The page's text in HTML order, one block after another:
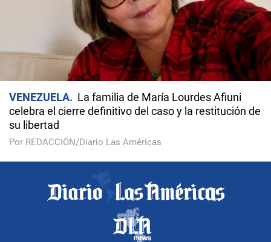
VENEZUELA
La familia de María Lourdes Afiuni
celebra el cierre definitivo del caso y la restitución de
su libertad
Por REDACCIÓN/Diario Las Américas